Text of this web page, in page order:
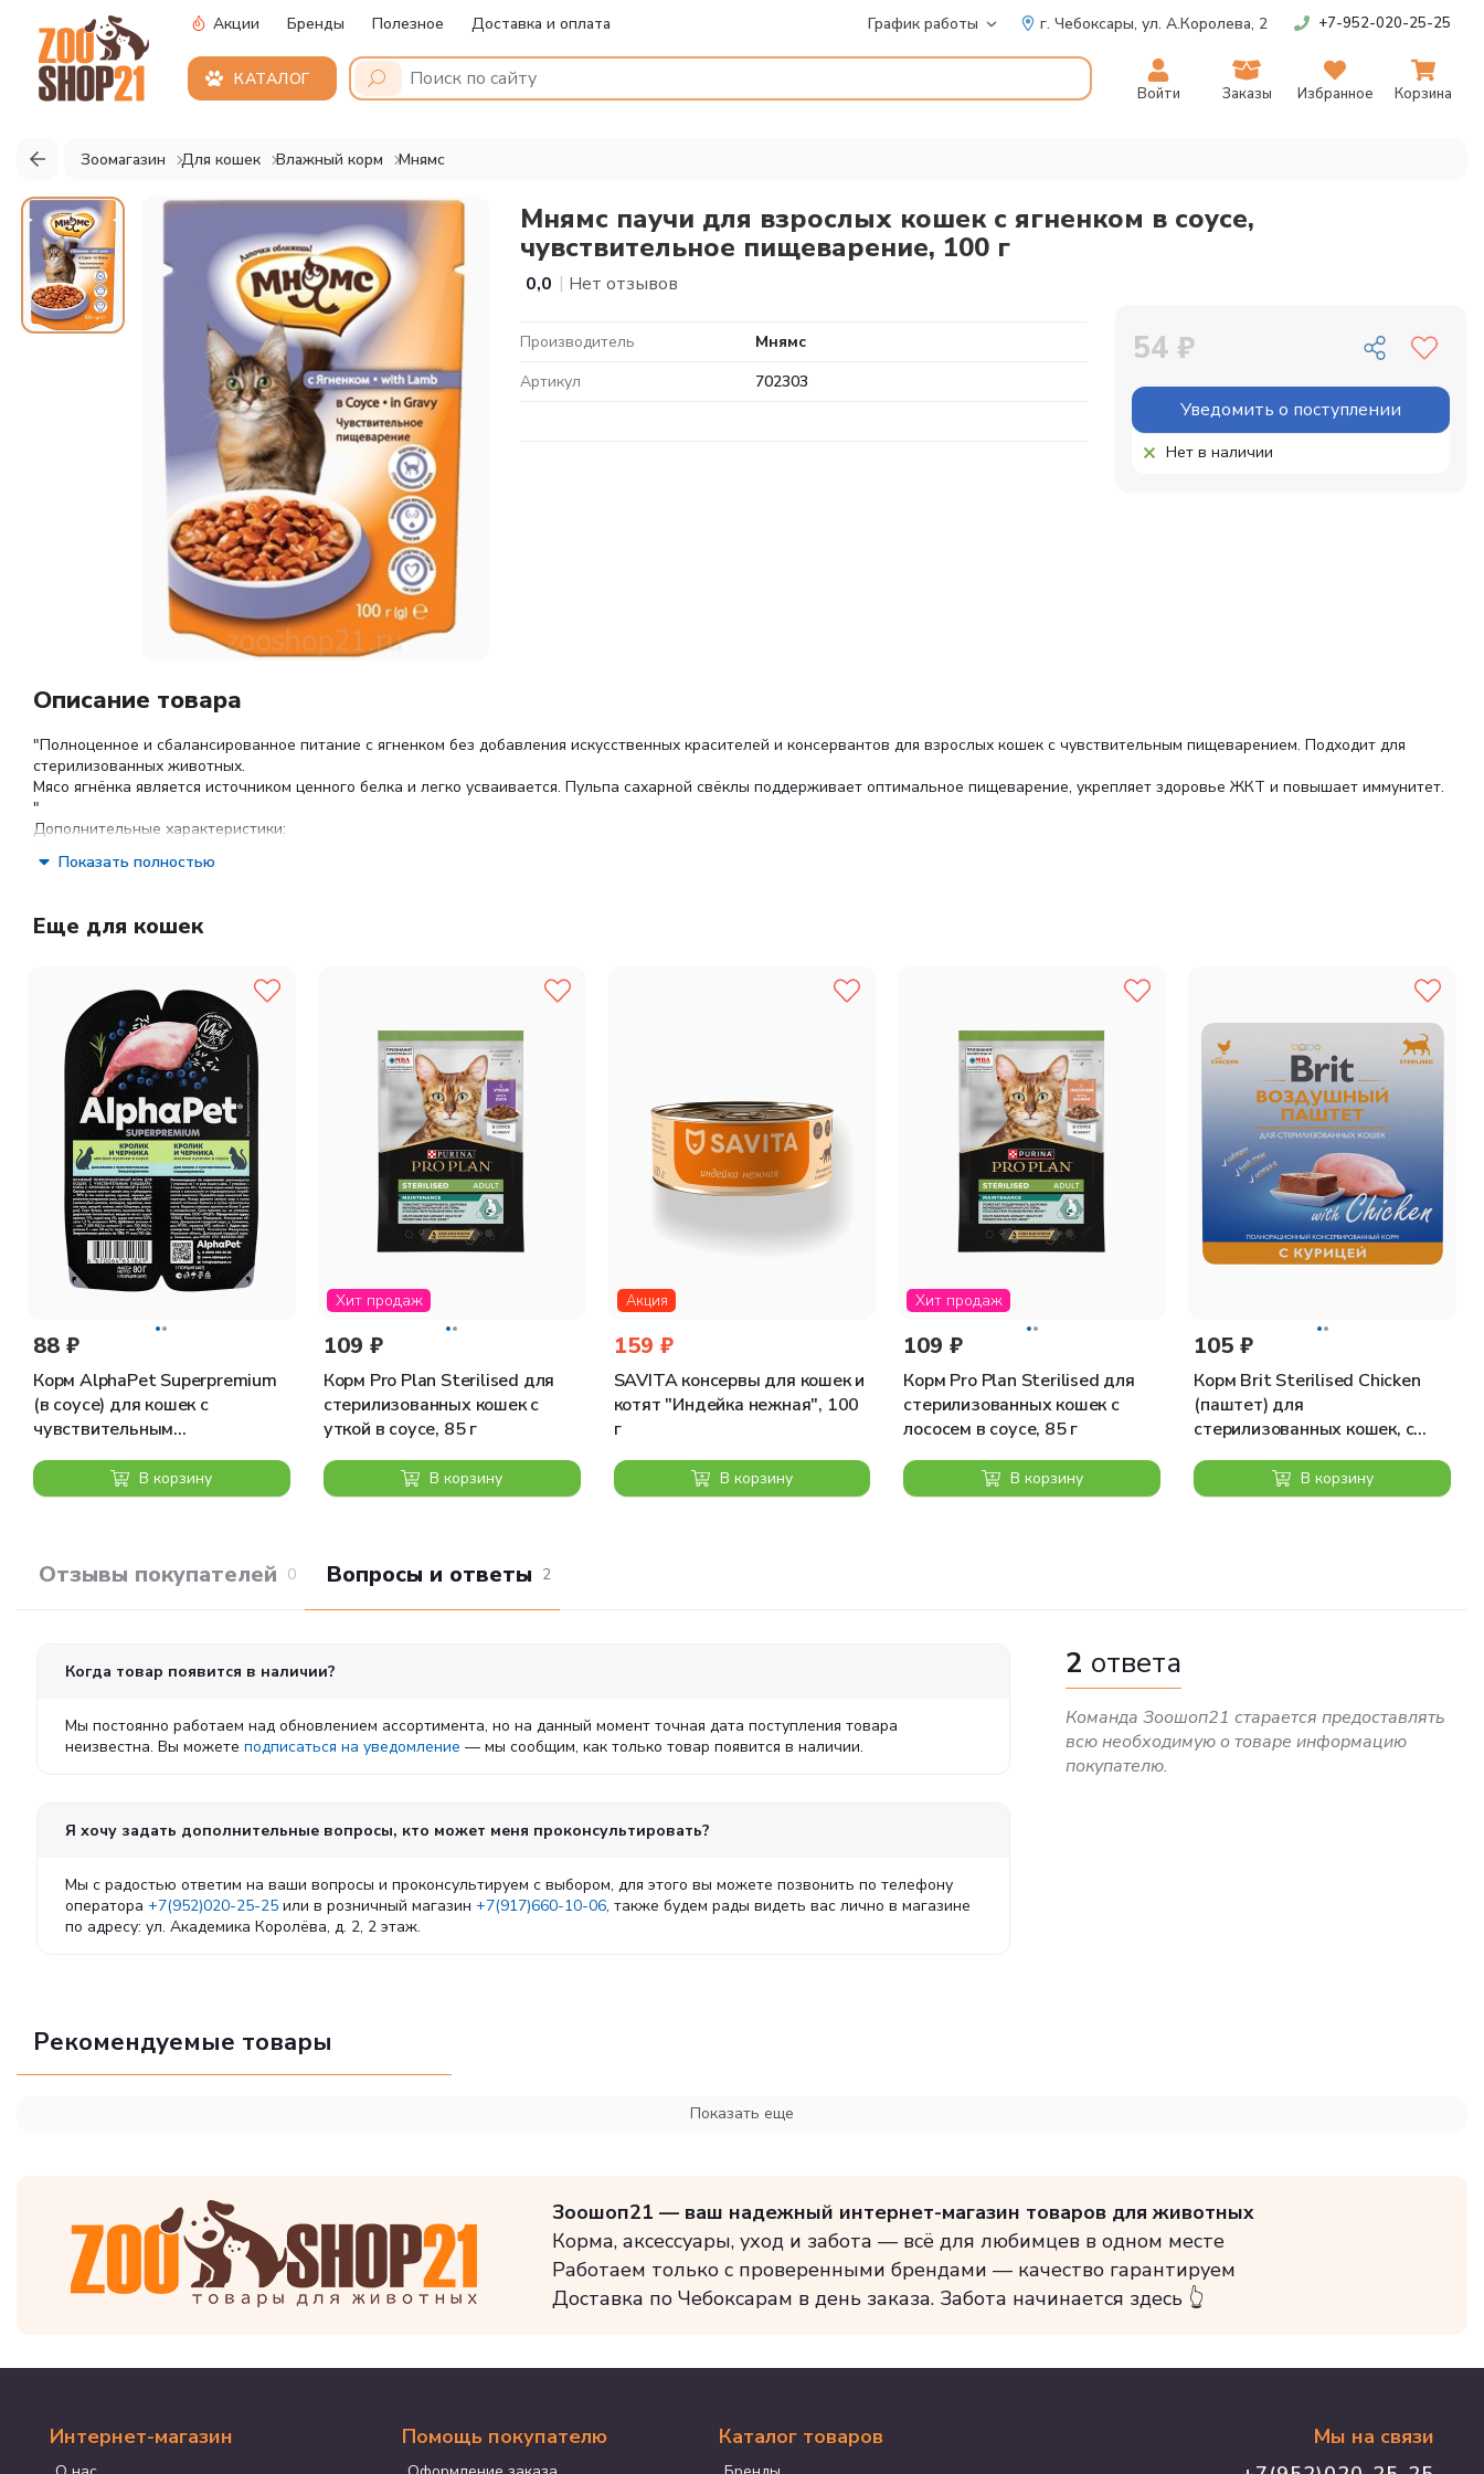
Акции Бренды Полезное Доставка и оплата График работы г. Чебоксары, ул. А.Королева, 2 +7-952-020-25-25
КАТАЛОГ
Войти Заказы Избранное Корзина
Зоомагазин Для кошек Влажный корм Мнямс
Мнямс паучи для взрослых кошек с ягненком в соусе,
чувствительное пищеварение, 100 г
0,0 | Нет отзывов
Производитель
Мнямс
Артикул
702303
54 ₽
Уведомить о поступлении
Нет в наличии
Описание товара
"Полноценное и сбалансированное питание с ягненком без добавления искусственных красителей и консервантов для взрослых кошек с чувствительным пищеварением. Подходит для
стерилизованных животных.
Мясо ягнёнка является источником ценного белка и легко усваивается. Пульпа сахарной свёклы поддерживает оптимальное пищеварение, укрепляет здоровье ЖКТ и повышает иммунитет.
"
Дополнительные характеристики:
Состав: мясо и производные животного происхождения ( >24% курица и птица, >4% ягнёнок, >3% свинина), масла и жиры (из которых 0,2% рыбий жир), производные растительного
происхождения (из которых 0,6% пульпа сахарной свеклы), минералы, сахара.
Добавки:
Пищевые добавки/кг: витамин D 250 МЕ; витамин Е (альфа-токоферол) 80 мг; цинк (сульфат цинка моногидрат) 7 мг; марганец (сульфат марганца моногидрат) 1,5 мг
Противопоказания
индивидуальная непереносимость
Суточная норма
Рекомендации по кормлению: для кошек весом 4 кг с нормальной активностью давать примерно 3 пакетика в день. Переход на новое питание должен происходить плавно, в течение 4-х
дней. Ваша кошка может съедать больше или меньше рекомендованных количеств корма в день, в зависимости от её возраста, темперамента и активности. У животного всегда должен
быть доступ к чистой питьевой воде.
Показать полностью
Еще для кошек
88 ₽
Корм AlphaPet Superpremium
(в соусе) для кошек с
чувствительным
черникой, 80 гВ корзину
Хит продаж
109 ₽
Корм Pro Plan Sterilised для
стерилизованных кошек с
уткой в соусе, 85 г
В корзину
Акция
159 ₽
SAVITA консервы для кошек и
котят "Индейка нежная", 100
г
В корзину
Хит продаж
109 ₽
Корм Pro Plan Sterilised для
стерилизованных кошек с
лососем в соусе, 85 г
В корзину
105 ₽
Корм Brit Sterilised Chicken
(паштет) для
стерилизованных кошек, с
В корзину
Отзывы покупателей 0 Вопросы и ответы 2
Когда товар появится в наличии?
Мы постоянно работаем над обновлением ассортимента, но на данный момент точная дата поступления товара
неизвестна. Вы можете подписаться на уведомление — мы сообщим, как только товар появится в наличии.
Я хочу задать дополнительные вопросы, кто может меня проконсультировать?
Мы с радостью ответим на ваши вопросы и проконсультируем с выбором, для этого вы можете позвонить по телефону
оператора +7(952)020-25-25 или в розничный магазин +7(917)660-10-06, также будем рады видеть вас лично в магазине
по адресу: ул. Академика Королёва, д. 2, 2 этаж.
2 ответа
Команда Зоошоп21 старается предоставлять
всю необходимую о товаре информацию
покупателю.
Рекомендуемые товары
Показать еще
Зоошоп21 — ваш надежный интернет-магазин товаров для животных
Корма, аксессуары, уход и забота — всё для любимцев в одном месте
Работаем только с проверенными брендами — качество гарантируем
Доставка по Чебоксарам в день заказа. Забота начинается здесь 👆
Интернет-магазин Помощь покупателю Каталог товаров
Мы на связи